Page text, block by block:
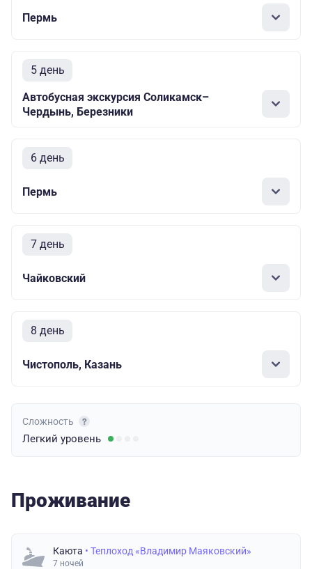
Пермь
5 день
Автобусная экскурсия Соликамск–
Чердынь, Березники
6 день
Пермь
7 день
Чайковский
8 день
Чистополь, Казань
Сложность
Легкий уровень
Проживание
Каюта • Теплоход «Владимир Маяковский»
7 ночей